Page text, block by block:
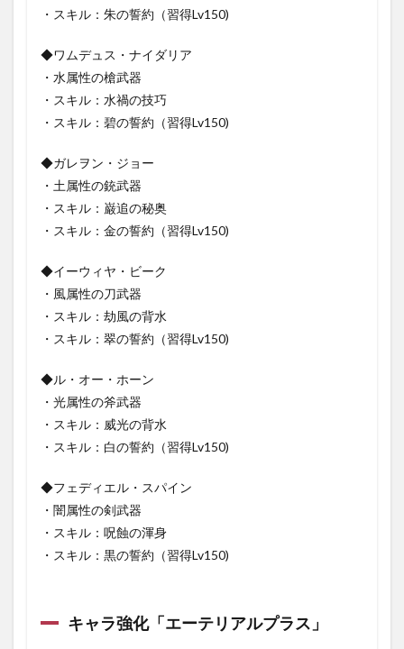
・スキル：朱の誓約（習得Lv150)
◆ワムデュス・ナイダリア
・水属性の槍武器
・スキル：水禍の技巧
・スキル：碧の誓約（習得Lv150)
◆ガレヲン・ジョー
・土属性の銃武器
・スキル：巌追の秘奥
・スキル：金の誓約（習得Lv150)
◆イーウィヤ・ビーク
・風属性の刀武器
・スキル：劫風の背水
・スキル：翠の誓約（習得Lv150)
◆ル・オー・ホーン
・光属性の斧武器
・スキル：威光の背水
・スキル：白の誓約（習得Lv150)
◆フェディエル・スパイン
・闇属性の剣武器
・スキル：呪蝕の渾身
・スキル：黒の誓約（習得Lv150)
キャラ強化「エーテリアルプラス」